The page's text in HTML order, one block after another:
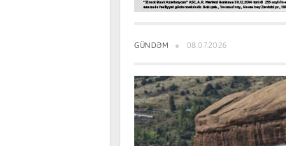
GÜNDƏM 08.07.2026